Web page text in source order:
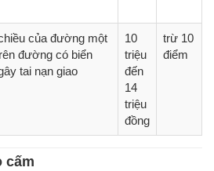
của đường một
đường có biển
tai nạn giao
10
triệu
đến
14
triệu
đồng
trừ 10
điểm
cấm